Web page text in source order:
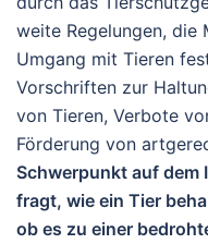
weite Regelungen, die
Umgang mit Tieren
Vorschriften zur
von Tieren, Verbote
Förderung von
Schwerpunkt auf dem
fragt, wie ein Tier
ob es zu einer